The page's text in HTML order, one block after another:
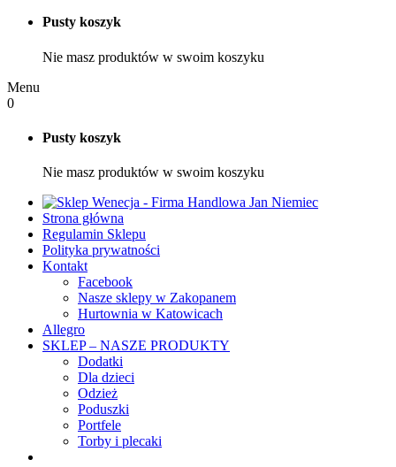
Pusty koszyk
Nie masz produktów w swoim koszyku
Menu
0
Pusty koszyk
Nie masz produktów w swoim koszyku
Strona główna
Regulamin Sklepu
Polityka prywatności
Kontakt
Facebook
Nasze sklepy w Zakopanem
Hurtownia w Katowicach
Allegro
SKLEP – NASZE PRODUKTY
Dodatki
Dla dzieci
Odzież
Poduszki
Portfele
Torby i plecaki